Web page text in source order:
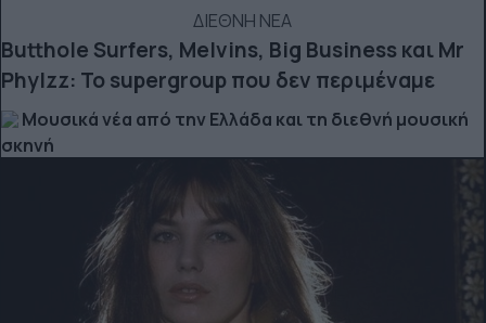
ΔΙΕΘΝΗ ΝΕΑ
Butthole Surfers, Melvins, Big Business και Mr
Phylzz: Το supergroup που δεν περιμέναμε
Μουσικά νέα από την Ελλάδα και τη διεθνή μουσική
σκηνή